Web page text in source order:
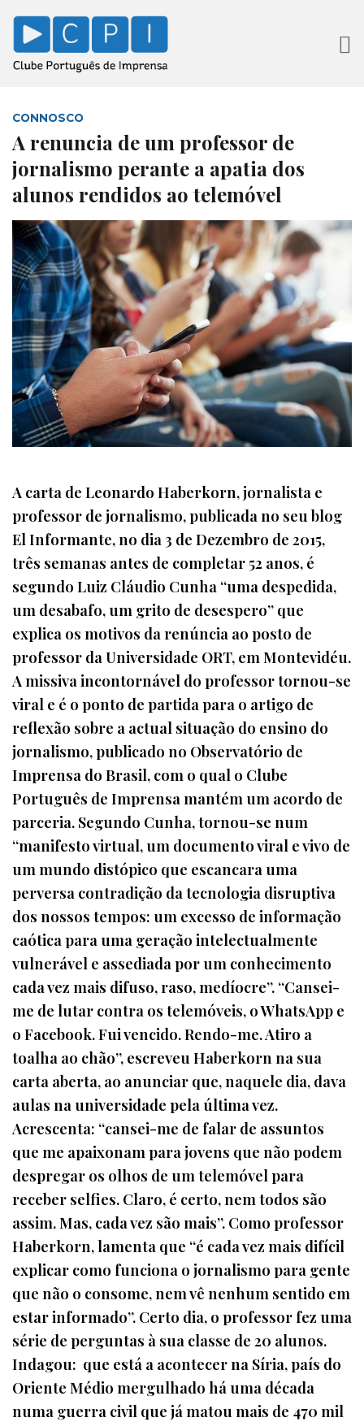
CONNOSCO
A renuncia de um professor de
jornalismo perante a apatia dos
alunos rendidos ao telemóvel
A carta de Leonardo Haberkorn, jornalista e
professor de jornalismo, publicada no seu blog
El Informante, no dia 3 de Dezembro de 2015,
três semanas antes de completar 52 anos, é
segundo Luiz Cláudio Cunha “uma despedida,
um desabafo, um grito de desespero” que
explica os motivos da renúncia ao posto de
professor da Universidade ORT, em Montevidéu.
A missiva incontornável do professor tornou-se
viral e é o ponto de partida para o artigo de
reflexão sobre a actual situação do ensino do
jornalismo, publicado no Observatório de
Imprensa do Brasil, com o qual o Clube
Português de Imprensa mantém um acordo de
parceria. Segundo Cunha, tornou-se num
“manifesto virtual, um documento viral e vivo de
um mundo distópico que escancara uma
perversa contradição da tecnologia disruptiva
dos nossos tempos: um excesso de informação
caótica para uma geração intelectualmente
vulnerável e assediada por um conhecimento
cada vez mais difuso, raso, medíocre”. “Cansei-
me de lutar contra os telemóveis, o WhatsApp e
o Facebook. Fui vencido. Rendo-me. Atiro a
toalha ao chão”, escreveu Haberkorn na sua
carta aberta, ao anunciar que, naquele dia, dava
aulas na universidade pela última vez.
Acrescenta: “cansei-me de falar de assuntos
que me apaixonam para jovens que não podem
despregar os olhos de um telemóvel para
receber selfies. Claro, é certo, nem todos são
assim. Mas, cada vez são mais”. Como professor
Haberkorn, lamenta que “é cada vez mais difícil
explicar como funciona o jornalismo para gente
que não o consome, nem vê nenhum sentido em
estar informado”. Certo dia, o professor fez uma
série de perguntas à sua classe de 20 alunos.
Indagou: que está a acontecer na Síria, país do
Oriente Médio mergulhado há uma década
numa guerra civil que já matou mais de 470 mil